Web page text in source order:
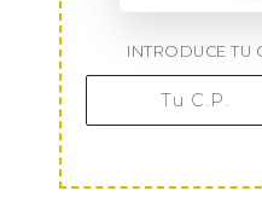
INTRODUCE TU